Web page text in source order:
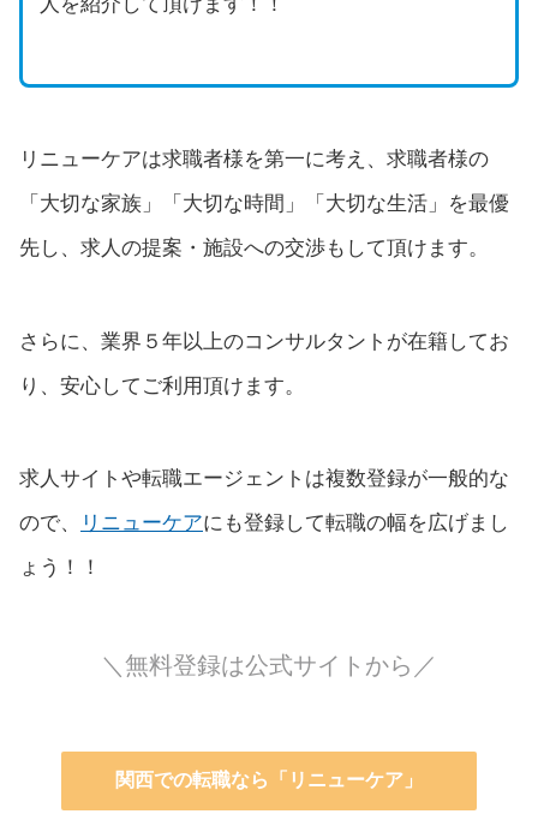
人を紹介して頂けます！！
リニューケアは求職者様を第一に考え、求職者様の
「大切な家族」「大切な時間」「大切な生活」を最優
先し、求人の提案・施設への交渉もして頂けます。
さらに、業界５年以上のコンサルタントが在籍してお
り、安心してご利用頂けます。
求人サイトや転職エージェントは複数登録が一般的な
ので、
リニューケアにも登録して転職の幅を広げまし
ょう！！
＼無料登録は公式サイトから／
関西での転職なら「リニューケア」